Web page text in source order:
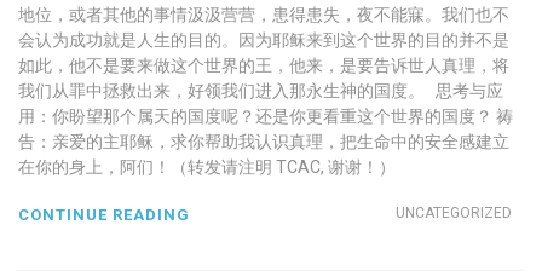
地位，或者其他的事情汲汲营营，患得患失，夜不能寐。我们也不
会认为成功就是人生的目的。因为耶稣来到这个世界的目的并不是
如此，他不是要来做这个世界的王，他来，是要告诉世人真理，将
我们从罪中拯救出来，好领我们进入那永生神的国度。 思考与应
用：你盼望那个属天的国度呢？还是你更看重这个世界的国度？ 祷
告：亲爱的主耶稣，求你帮助我认识真理，把生命中的安全感建立
在你的身上，阿们！（转发请注明 TCAC, 谢谢！）
UNCATEGORIZED
CONTINUE READING